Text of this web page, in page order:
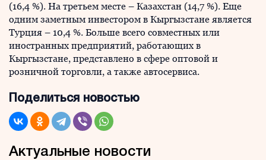
(16,4 %). На третьем месте – Казахстан (14,7 %). Еще
одним заметным инвестором в Кыргызстане является
Турция – 10,4 %. Больше всего совместных или
иностранных предприятий, работающих в
Кыргызстане, представлено в сфере оптовой и
розничной торговли, а также автосервиса.
Поделиться новостью
Актуальные новости